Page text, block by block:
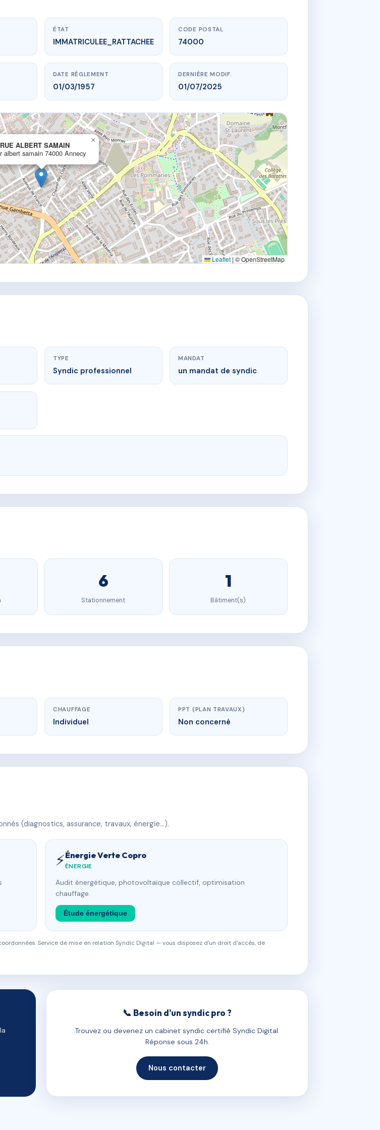
ÉTAT
IMMATRICULEE_RATTACHEE
CODE POSTAL
74000
DATE RÈGLEMENT
01/03/1957
DERNIÈRE MODIF.
01/07/2025
ALBERT SAMAIN
albert samain 74000 Annecy
×
Leaflet | © OpenStreetMap
TYPE
Syndic professionnel
MANDAT
un mandat de syndic
6
Stationnement
1
Bâtiment(s)
CHAUFFAGE
Individuel
PPT (PLAN TRAVAUX)
Non concerné
(diagnostics, assurance, travaux, énergie…).
⚡Énergie Verte Copro
ÉNERGIE
Audit énergétique, photovoltaïque collectif, optimisation
chauffage.
Étude énergétique
Service de mise en relation Syndic Digital — vous disposez d'un droit d'accès, de
📞 Besoin d'un syndic pro ?
Trouvez ou devenez un cabinet syndic certifié Syndic Digital.
Réponse sous 24h.
Nous contacter